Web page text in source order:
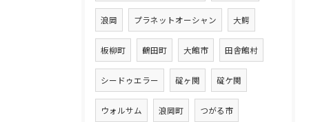
浪岡 プラネットオーシャン 大鰐
板柳町 鶴田町 大館市 田舎館村
シードゥエラー 碇ヶ関 碇ケ関
ウォルサム 浪岡町 つがる市